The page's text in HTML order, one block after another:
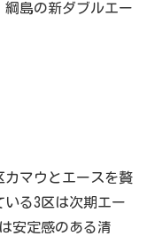
綱島の新ダブルエー
カマウとエースを贅
る3区は次期エー
安定感のある清